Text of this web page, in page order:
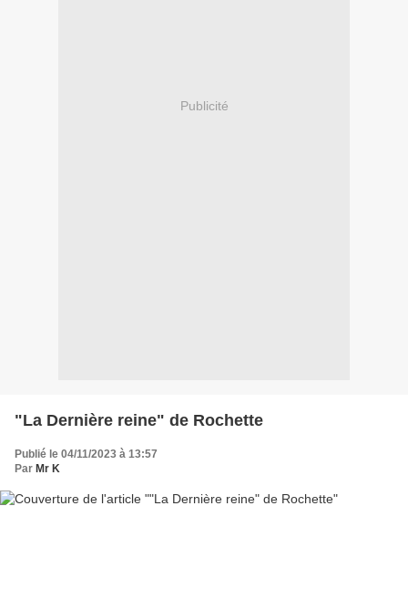
Publicité
"La Dernière reine" de Rochette
Publié le 04/11/2023 à 13:57
Par Mr K